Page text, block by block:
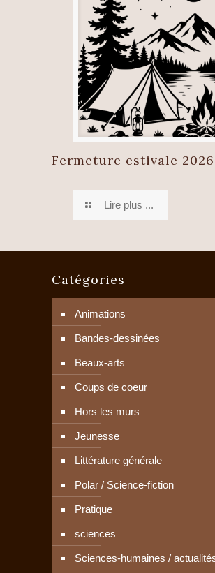
Fermeture estivale 2026
Lire plus ...
Catégories
Animations
Bandes-dessinées
Beaux-arts
Coups de coeur
Hors les murs
Jeunesse
Littérature générale
Polar / Science-fiction
Pratique
sciences
Sciences-humaines /